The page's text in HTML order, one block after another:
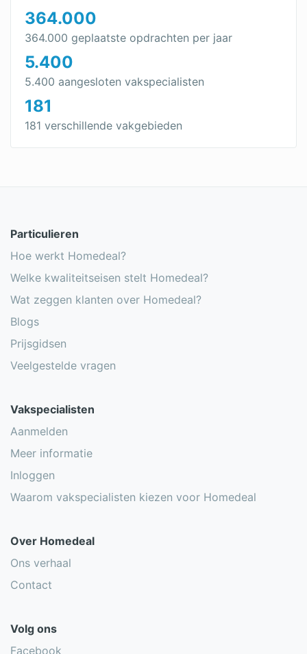
Zonnepanelen met stekker
Indak zonnepanelen
Dakpan zonnepanelen
Zonnepanelen huren
Dunne film zonnepanelen
Soorten zonnepanelen
364.000
364.000 geplaatste opdrachten per jaar
5.400
5.400 aangesloten vakspecialisten
181
181 verschillende vakgebieden
Particulieren
Hoe werkt Homedeal?
Welke kwaliteitseisen stelt Homedeal?
Wat zeggen klanten over Homedeal?
Blogs
Prijsgidsen
Veelgestelde vragen
Vakspecialisten
Aanmelden
Meer informatie
Inloggen
Waarom vakspecialisten kiezen voor Homedeal
Over Homedeal
Ons verhaal
Contact
Volg ons
Facebook